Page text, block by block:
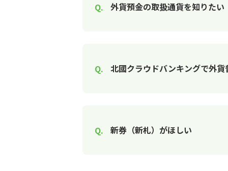
外貨預金の取扱通貨を知りたい
北國クラウドバンキングで外
新券（新札）がほしい